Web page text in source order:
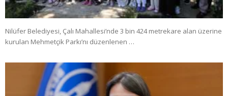
Nilüfer Belediyesi, Çalı Mahallesi’nde 3 bin 424 metrekare alan üzerine
kurulan Mehmetçik Parkı’nı düzenlenen …